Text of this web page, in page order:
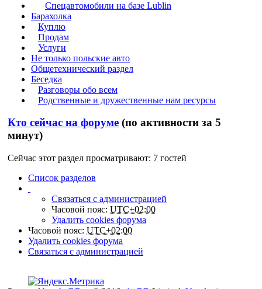
Спецавтомобили на базе Lublin
Барахолка
Куплю
Продам
Услуги
Не только польские авто
Общетехнический раздел
Беседка
Разговоры обо всем
Родственные и дружественные нам ресурсы
Кто сейчас на форуме (по активности за 5
минут)
Сейчас этот раздел просматривают: 7 гостей
Список разделов
Связаться с администрацией
Часовой пояс: UTC+02:00
Удалить cookies форума
Часовой пояс: UTC+02:00
Удалить cookies форума
Связаться с администрацией